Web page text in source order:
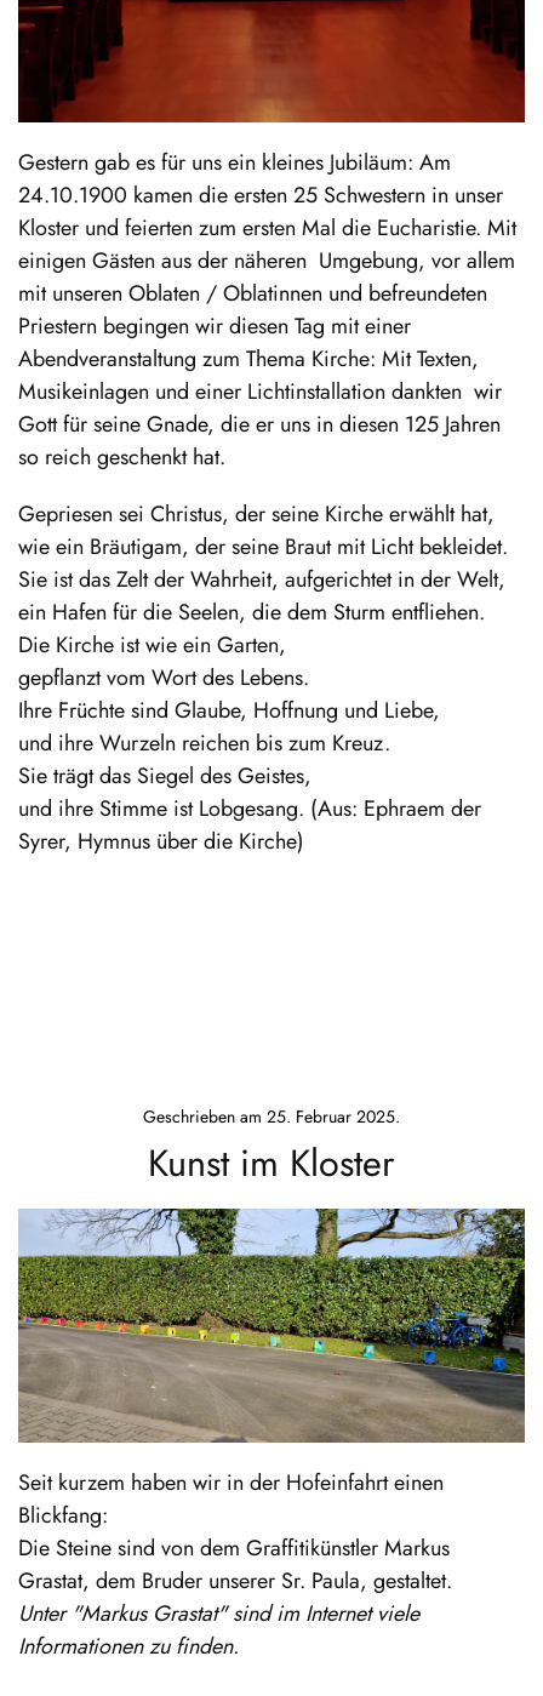
Gestern gab es für uns ein kleines Jubiläum: Am
24.10.1900 kamen die ersten 25 Schwestern in unser
Kloster und feierten zum ersten Mal die Eucharistie. Mit
einigen Gästen aus der näheren Umgebung, vor allem
mit unseren Oblaten / Oblatinnen und befreundeten
Priestern begingen wir diesen Tag mit einer
Abendveranstaltung zum Thema Kirche: Mit Texten,
Musikeinlagen und einer Lichtinstallation dankten wir
Gott für seine Gnade, die er uns in diesen 125 Jahren
so reich geschenkt hat.
Gepriesen sei Christus, der seine Kirche erwählt hat,
wie ein Bräutigam, der seine Braut mit Licht bekleidet.
Sie ist das Zelt der Wahrheit, aufgerichtet in der Welt,
ein Hafen für die Seelen, die dem Sturm entfliehen.
Die Kirche ist wie ein Garten,
gepflanzt vom Wort des Lebens.
Ihre Früchte sind Glaube, Hoffnung und Liebe,
und ihre Wurzeln reichen bis zum Kreuz.
Sie trägt das Siegel des Geistes,
und ihre Stimme ist Lobgesang. (Aus: Ephraem der
Syrer, Hymnus über die Kirche)
Geschrieben am 25. Februar 2025.
Kunst im Kloster
Seit kurzem haben wir in der Hofeinfahrt einen
Blickfang:
Die Steine sind von dem Graffitikünstler Markus
Grastat, dem Bruder unserer Sr. Paula, gestaltet.
Unter "Markus Grastat" sind im Internet viele
Informationen zu finden.